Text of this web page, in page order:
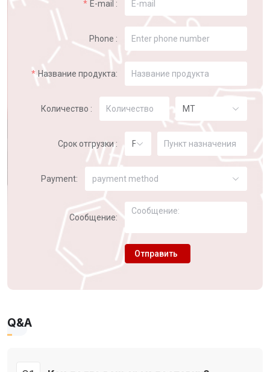
E-mail :
Phone :
Название продукта:
Количество : MT
Срок отгрузки : FOB
Payment: payment method
Сообщение:
Отправить
Q&A